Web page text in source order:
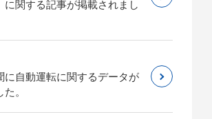
に関する記事が掲載されまし
に自動運転に関するデータが
。